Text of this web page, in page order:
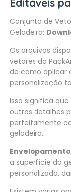
Editáveis
Conjunto de
Geladeira:
Os arquivos
vetores do
de como aplicar
personalização
Isso significa
outros detalhes
perfeitamente
geladeira.
a superfície da
personalizada,